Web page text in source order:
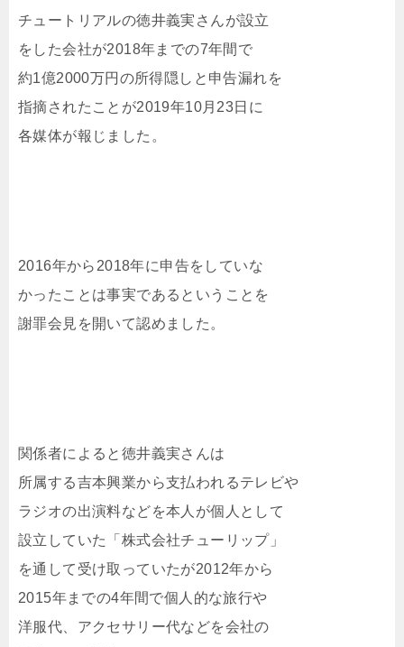
チュートリアルの徳井義実さんが設立
をした会社が2018年までの7年間で
約1億2000万円の所得隠しと申告漏れを
指摘されたことが2019年10月23日に
各媒体が報じました。
2016年から2018年に申告をしていな
かったことは事実であるということを
謝罪会見を開いて認めました。
関係者によると徳井義実さんは
所属する吉本興業から支払われるテレビや
ラジオの出演料などを本人が個人として
設立していた「株式会社チューリップ」
を通して受け取っていたが2012年から
2015年までの4年間で個人的な旅行や
洋服代、アクセサリー代などを会社の